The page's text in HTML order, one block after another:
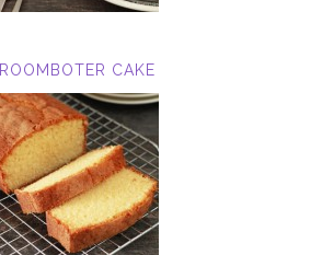
ROOMBOTER CAKE